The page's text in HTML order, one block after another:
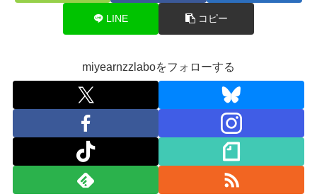
LINE コピー
miyearnzzlaboをフォローする